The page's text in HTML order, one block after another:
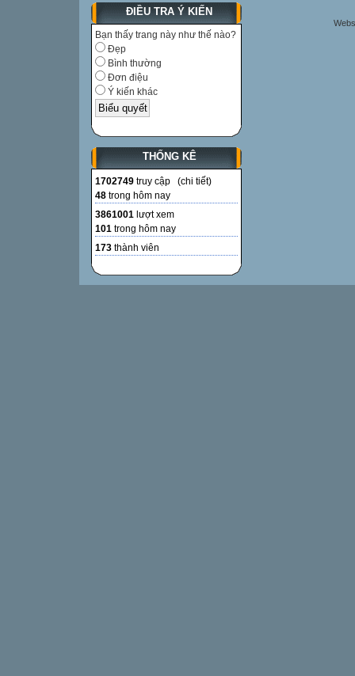
ĐIỀU TRA Ý KIẾN
Bạn thấy trang này như thế nào?
Đẹp
Bình thường
Đơn điệu
Ý kiến khác
THỐNG KÊ
1702749 truy cập (chi tiết)
48 trong hôm nay
3861001 lượt xem
101 trong hôm nay
173 thành viên